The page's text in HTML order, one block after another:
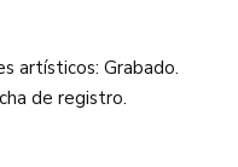
artísticos: Grabado.
de registro.